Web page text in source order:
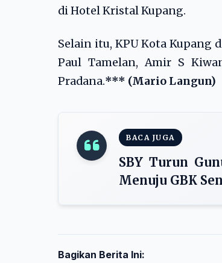
di Hotel Kristal Kupang.
Selain itu, KPU Kota Kupang
Paul Tamelan, Amir S
Pradana.*** (Mario Langun)
BACA JUGA
SBY Turun
Menuju GBK
Bagikan Berita Ini: